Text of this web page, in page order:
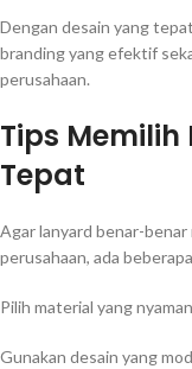
Dengan desain yang
branding yang efektif
perusahaan.
Tips
Tepat
Agar lanyard benar-
perusahaan, ada
Pilih material yang
Gunakan desain yang